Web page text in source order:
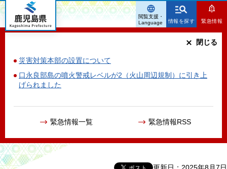
鹿児島県
情報を探す 緊急情報
災害対策本部の設置について
口永良部島の噴火警戒レベルが2（火山周辺規制）に引き上
げられました
緊急情報一覧 緊急情報RSS
閉じる
閲覧支援・
Language